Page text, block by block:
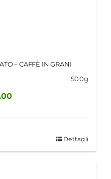
– CAFFÈ IN GRANI
500g
Dettagli